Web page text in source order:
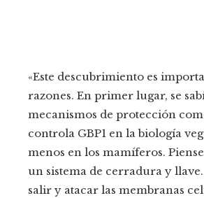
«Este descubrimiento es
razones. En primer lugar, se
mecanismos de protección
controla GBP1 en la biología
menos en los mamíferos.
un sistema de cerradura y llave.
salir y atacar las membranas